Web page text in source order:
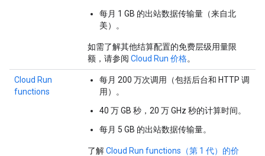
每月 1 GB 的出站数据传输量（来自北
美）。
如需了解其他结算配置的免费层级用量限
额，请参阅 Cloud Run 价格。
Cloud Run
functions
每月 200 万次调用（包括后台和 HTTP 调
用）。
40 万 GB 秒，20 万 GHz 秒的计算时间。
每月 5 GB 的出站数据传输量。
了解Cloud Run functions（第 1 代）的价